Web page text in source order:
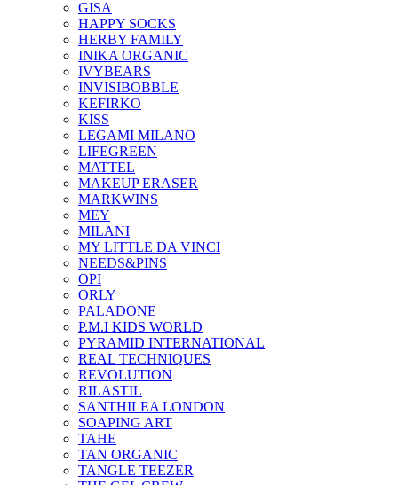
GISA
HAPPY SOCKS
HERBY FAMILY
INIKA ORGANIC
IVYBEARS
INVISIBOBBLE
KEFIRKO
KISS
LEGAMI MILANO
LIFEGREEN
MATTEL
MAKEUP ERASER
MARKWINS
MEY
MILANI
MY LITTLE DA VINCI
NEEDS&PINS
OPI
ORLY
PALADONE
P.M.I KIDS WORLD
PYRAMID INTERNATIONAL
REAL TECHNIQUES
REVOLUTION
RILASTIL
SANTHILEA LONDON
SOAPING ART
TAHE
TAN ORGANIC
TANGLE TEEZER